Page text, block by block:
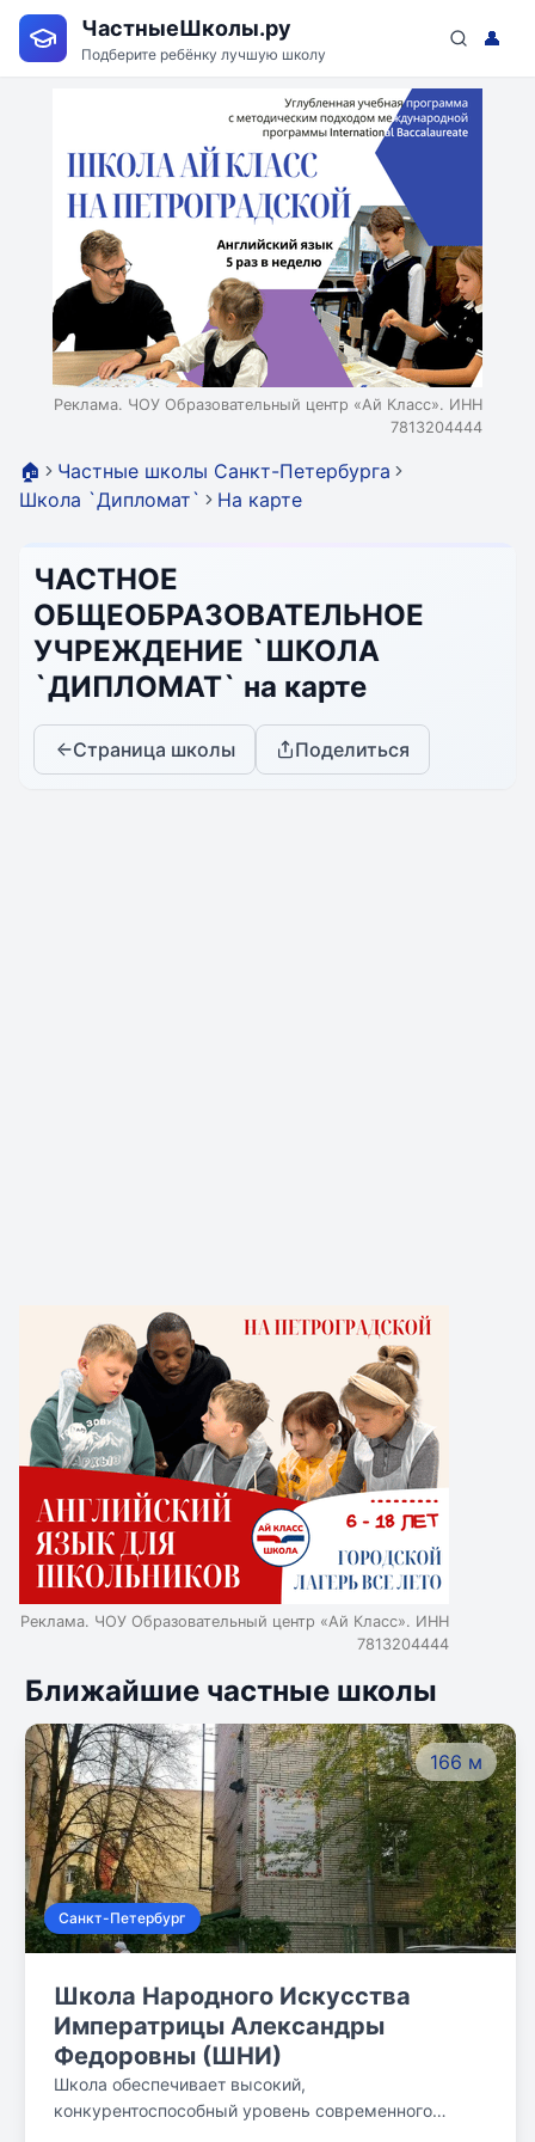
ЧастныеШколы.ру
Подберите ребёнку лучшую школу
👤
Реклама. ЧОУ Образовательный центр «Ай Класс». ИНН
7813204444
🏠
Частные школы Санкт-Петербурга
Школа `Дипломат`
На карте
ЧАСТНОЕ
ОБЩЕОБРАЗОВАТЕЛЬНОЕ
УЧРЕЖДЕНИЕ `ШКОЛА
`ДИПЛОМАТ` на карте
Страница школы Поделиться
Реклама. ЧОУ Образовательный центр «Ай Класс». ИНН
7813204444
Ближайшие частные школы
166 м
Санкт-Петербург
Школа Народного Искусства
Императрицы Александры
Федоровны (ШНИ)
Школа обеспечивает высокий,
конкурентоспособный уровень современного